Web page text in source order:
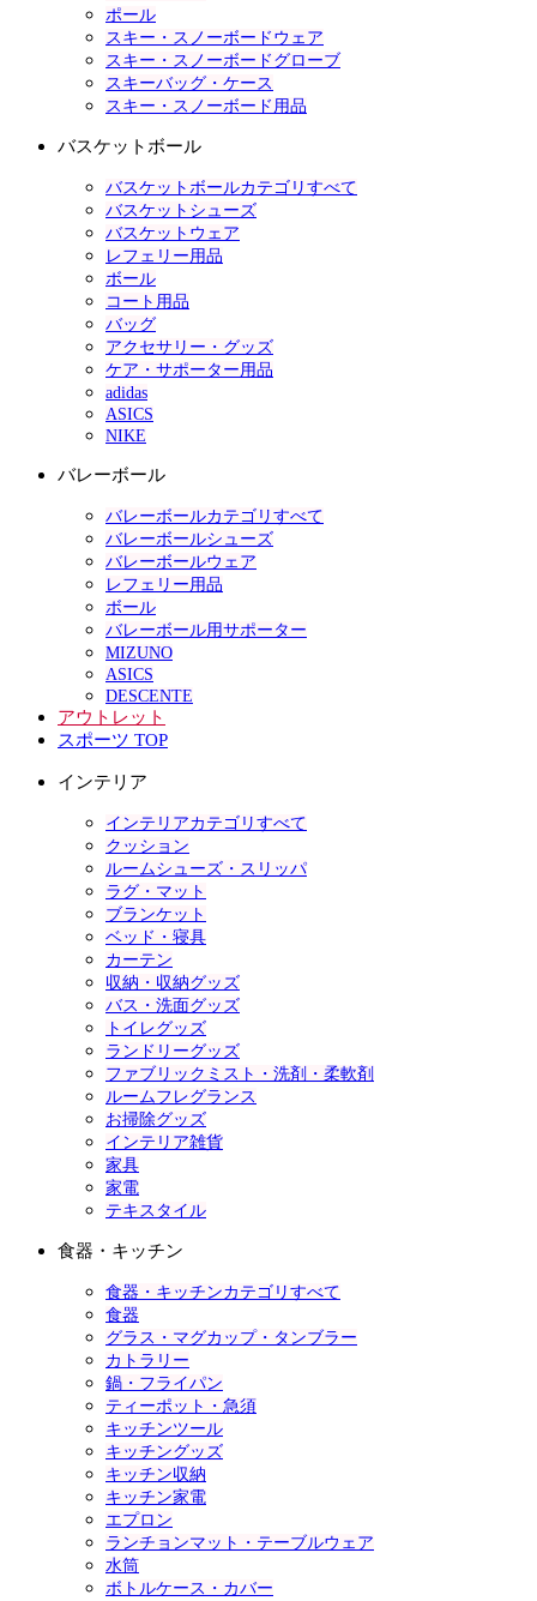
ポール
スキー・スノーボードウェア
スキー・スノーボードグローブ
スキーバッグ・ケース
スキー・スノーボード用品
バスケットボール
バスケットボールカテゴリすべて
バスケットシューズ
バスケットウェア
レフェリー用品
ボール
コート用品
バッグ
アクセサリー・グッズ
ケア・サポーター用品
adidas
ASICS
NIKE
バレーボール
バレーボールカテゴリすべて
バレーボールシューズ
バレーボールウェア
レフェリー用品
ボール
バレーボール用サポーター
MIZUNO
ASICS
DESCENTE
アウトレット
スポーツ TOP
インテリア
インテリアカテゴリすべて
クッション
ルームシューズ・スリッパ
ラグ・マット
ブランケット
ベッド・寝具
カーテン
収納・収納グッズ
バス・洗面グッズ
トイレグッズ
ランドリーグッズ
ファブリックミスト・洗剤・柔軟剤
ルームフレグランス
お掃除グッズ
インテリア雑貨
家具
家電
テキスタイル
食器・キッチン
食器・キッチンカテゴリすべて
食器
グラス・マグカップ・タンブラー
カトラリー
鍋・フライパン
ティーポット・急須
キッチンツール
キッチングッズ
キッチン収納
キッチン家電
エプロン
ランチョンマット・テーブルウェア
水筒
ボトルケース・カバー